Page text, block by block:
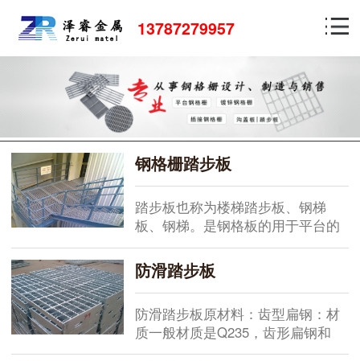
13787279957
钢格栅踏步板
踏步板也称为楼梯踏步板、钢梯
板、钢梯。是钢格板的用于平台的
一...
防滑踏步板
防滑踏步板原材料：齿型扁钢：材
质一般材质是Q235，齿形扁钢和
普...